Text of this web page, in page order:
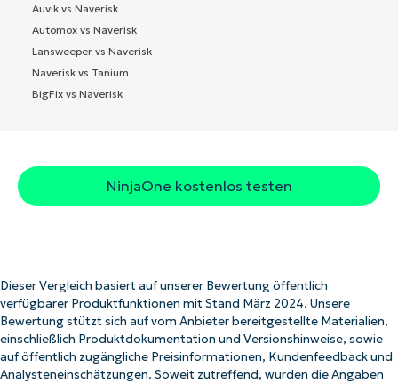
Auvik vs Naverisk
Automox vs Naverisk
Lansweeper vs Naverisk
Naverisk vs Tanium
BigFix vs Naverisk
NinjaOne kostenlos testen
Dieser Vergleich basiert auf unserer Bewertung öffentlich
verfügbarer Produktfunktionen mit Stand März 2024. Unsere
Bewertung stützt sich auf vom Anbieter bereitgestellte Materialien,
einschließlich Produktdokumentation und Versionshinweise, sowie
auf öffentlich zugängliche Preisinformationen, Kundenfeedback und
Analysteneinschätzungen. Soweit zutreffend, wurden die Angaben